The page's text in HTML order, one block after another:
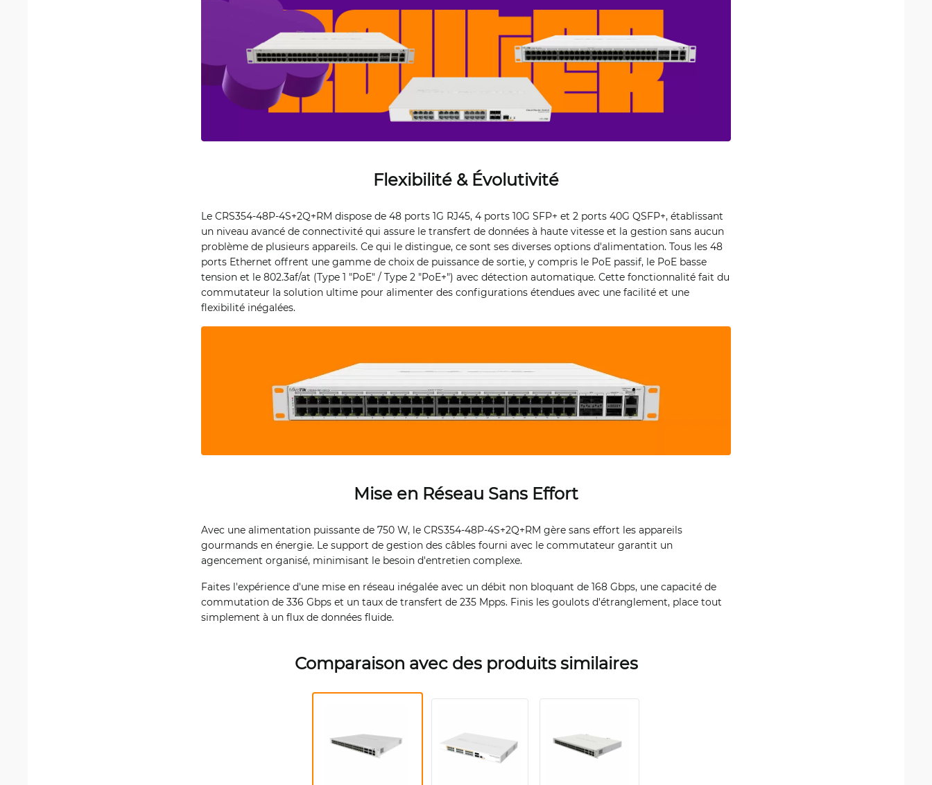
Flexibilité & Évolutivité
Le CRS354-48P-4S+2Q+RM dispose de 48 ports 1G RJ45, 4 ports 10G SFP+ et 2 ports 40G QSFP+, établissant
un niveau avancé de connectivité qui assure le transfert de données à haute vitesse et la gestion sans aucun
problème de plusieurs appareils. Ce qui le distingue, ce sont ses diverses options d'alimentation. Tous les 48
ports Ethernet offrent une gamme de choix de puissance de sortie, y compris le PoE passif, le PoE basse
tension et le 802.3af/at (Type 1 "PoE" / Type 2 "PoE+") avec détection automatique. Cette fonctionnalité fait du
commutateur la solution ultime pour alimenter des configurations étendues avec une facilité et une
flexibilité inégalées.
Mise en Réseau Sans Effort
Avec une alimentation puissante de 750 W, le CRS354-48P-4S+2Q+RM gère sans effort les appareils
gourmands en énergie. Le support de gestion des câbles fourni avec le commutateur garantit un
agencement organisé, minimisant le besoin d'entretien complexe.
Faites l'expérience d'une mise en réseau inégalée avec un débit non bloquant de 168 Gbps, une capacité de
commutation de 336 Gbps et un taux de transfert de 235 Mpps. Finis les goulots d'étranglement, place tout
simplement à un flux de données fluide.
Comparaison avec des produits similaires